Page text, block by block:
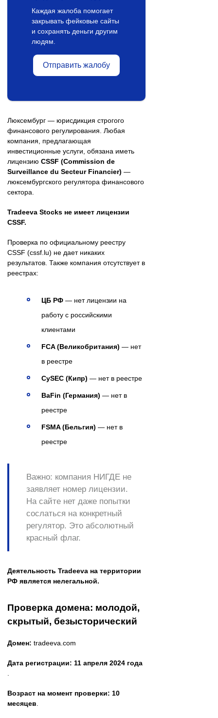
Каждая жалоба помогает
закрывать фейковые сайты
и сохранять деньги другим
людям.
Отправить жалобу
Люксембург — юрисдикция строгого
финансового регулирования. Любая
компания, предлагающая
инвестиционные услуги, обязана иметь
лицензию CSSF (Commission de
Surveillance du Secteur Financier) —
люксембургского регулятора финансового
сектора.
Tradeeva Stocks не имеет лицензии
CSSF.
Проверка по официальному реестру
CSSF (cssf.lu) не дает никаких
результатов. Также компания отсутствует в
реестрах:
ЦБ РФ — нет лицензии на
работу с российскими
клиентами
FCA (Великобритания) — нет
в реестре
CySEC (Кипр) — нет в реестре
BaFin (Германия) — нет в
реестре
FSMA (Бельгия) — нет в
реестре
Важно: компания НИГДЕ не
заявляет номер лицензии.
На сайте нет даже попытки
сослаться на конкретный
регулятор. Это абсолютный
красный флаг.
Деятельность Tradeeva на территории
РФ является нелегальной.
Проверка домена: молодой,
скрытый, безысторический
Домен: tradeeva.com
Дата регистрации: 11 апреля 2024 года
Возраст на момент проверки: 10
месяцев